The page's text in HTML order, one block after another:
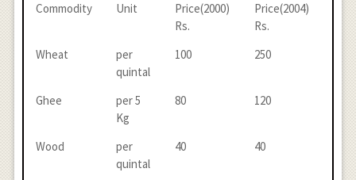
Commodity Unit
Price(2000)
Rs.
Price(2004)
Rs.
Wheat
per
quintal
100 250
Ghee
per 5
Kg
80 120
Wood
per
quintal
40 40